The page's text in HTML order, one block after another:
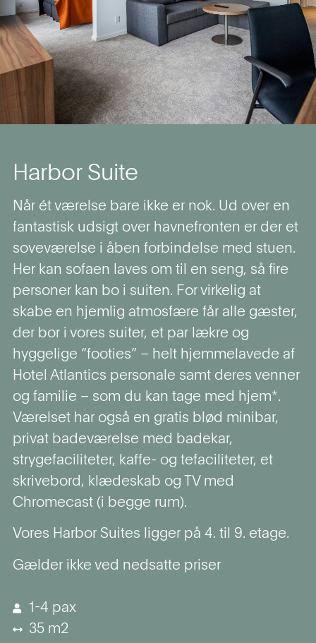
Harbor Suite
Når ét værelse bare ikke er nok. Ud over en
fantastisk udsigt over havnefronten er der et
soveværelse i åben forbindelse med stuen.
Her kan sofaen laves om til en seng, så fire
personer kan bo i suiten. For virkelig at
skabe en hjemlig atmosfære får alle gæster,
der bor i vores suiter, et par lækre og
hyggelige “footies” – helt hjemmelavede af
Hotel Atlantics personale samt deres venner
og familie – som du kan tage med hjem*.
Værelset har også en gratis blød minibar,
privat badeværelse med badekar,
strygefaciliteter, kaffe- og tefaciliteter, et
skrivebord, klædeskab og TV med
Chromecast (i begge rum).
Vores Harbor Suites ligger på 4. til 9. etage.
Gælder ikke ved nedsatte priser
1-4 pax
35 m2